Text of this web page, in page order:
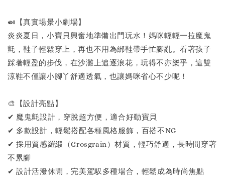
🍛【真實場景小劇場】
炎炎夏日，小寶貝興奮地準備出門玩水！媽咪輕輕一拉魔鬼
氈，鞋子輕鬆穿上，再也不用為綁鞋帶手忙腳亂。看著孩子
踩著輕盈的步伐，在沙灘上追逐浪花，玩得不亦樂乎，這雙
涼鞋不僅讓小腳丫舒適透氣，也讓媽咪省心不少呢！
🎨【設計亮點】
✔ 魔鬼氈設計，穿脫超方便，適合好動寶貝
✔ 多款設計，輕鬆搭配各種風格服飾，百搭不NG
✔ 採用質感羅緞（Grosgrain）材質，輕巧舒適，長時間穿著
不累腳
✔ 設計活潑休閒，完美駕馭多種場合，輕鬆成為時尚焦點